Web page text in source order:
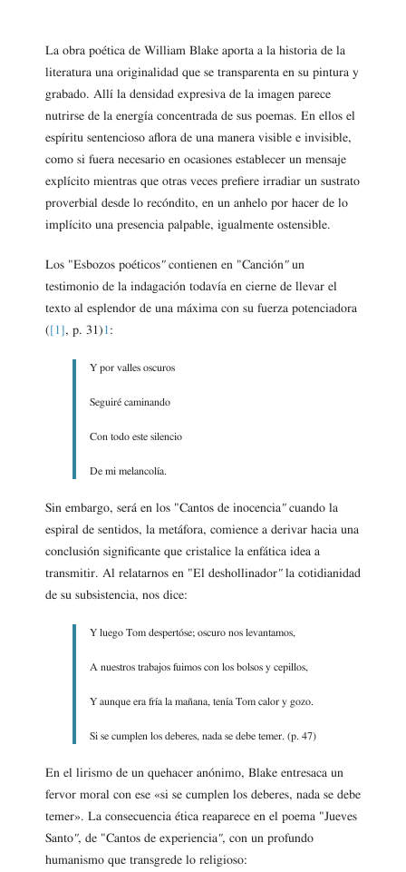
La obra poética de William Blake aporta a la historia de la
literatura una originalidad que se transparenta en su pintura y
grabado. Allí la densidad expresiva de la imagen parece
nutrirse de la energía concentrada de sus poemas. En ellos el
espíritu sentencioso aflora de una manera visible e invisible,
como si fuera necesario en ocasiones establecer un mensaje
explícito mientras que otras veces prefiere irradiar un sustrato
proverbial desde lo recóndito, en un anhelo por hacer de lo
implícito una presencia palpable, igualmente ostensible.
Los "Esbozos poéticos"contienen en "Canción"un
testimonio de la indagación todavía en cierne de llevar el
texto al esplendor de una máxima con su fuerza potenciadora
( [1], p. 31) 1 :
Y por valles oscuros
Seguiré caminando
Con todo este silencio
De mi melancolía.
Sin embargo, será en los "Cantos de inocencia"cuando la
espiral de sentidos, la metáfora, comience a derivar hacia una
conclusión significante que cristalice la enfática idea a
transmitir. Al relatarnos en "El deshollinador"la cotidianidad
de su subsistencia, nos dice:
Y luego Tom despertóse; oscuro nos levantamos,
A nuestros trabajos fuimos con los bolsos y cepillos,
Y aunque era fría la mañana, tenía Tom calor y gozo.
Si se cumplen los deberes, nada se debe temer. (p. 47)
En el lirismo de un quehacer anónimo, Blake entresaca un
fervor moral con ese «si se cumplen los deberes, nada se debe
temer». La consecuencia ética reaparece en el poema "Jueves
Santo", de "Cantos de experiencia", con un profundo
humanismo que transgrede lo religioso: